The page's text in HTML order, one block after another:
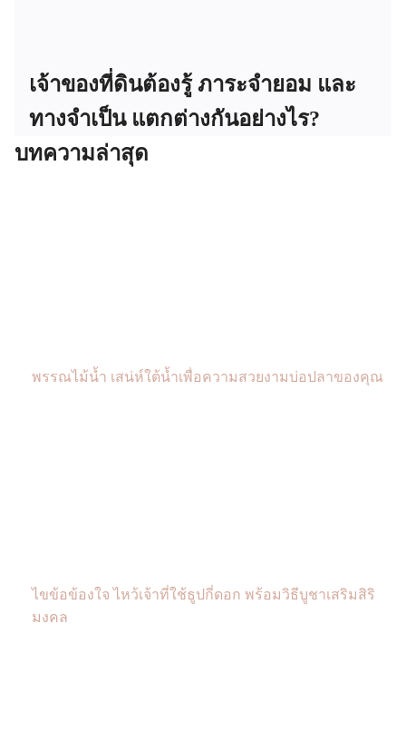
เจ้าของที่ดินต้องรู้ ภาระจำยอม และ
ทางจำเป็น แตกต่างกันอย่างไร?
บทความล่าสุด
พรรณไม้น้ำ เสน่ห์ใต้น้ำเพื่อความสวยงามบ่อปลาของคุณ
ไขข้อข้องใจ ไหว้เจ้าที่ใช้ธูปกี่ดอก พร้อมวิธีบูชาเสริมสิริ
มงคล